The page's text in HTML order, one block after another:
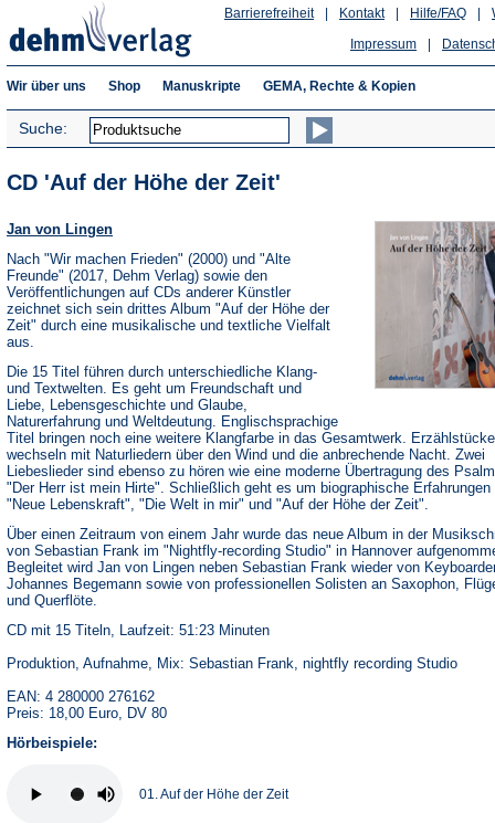
Hilfe/FAQ
Kontakt
Barrierefreiheit
Impressum
Wir über uns Shop Manuskripte GEMA, Rechte & Kopien
Suche:
CD 'Auf der Höhe der Zeit'
Jan von Lingen
Nach "Wir machen Frieden" (2000) und "Alte
Freunde" (2017, Dehm Verlag) sowie den
Veröffentlichungen auf CDs anderer Künstler
zeichnet sich sein drittes Album "Auf der Höhe der
Zeit" durch eine musikalische und textliche Vielfalt
aus.
Die 15 Titel führen durch unterschiedliche Klang-
und Textwelten. Es geht um Freundschaft und
Liebe, Lebensgeschichte und Glaube,
Naturerfahrung und Weltdeutung. Englischsprachige
Titel bringen noch eine weitere Klangfarbe in das Gesamtwerk. Erzählstücke
wechseln mit Naturliedern über den Wind und die anbrechende Nacht. Zwei
Liebeslieder sind ebenso zu hören wie eine moderne Übertragung des
"Der Herr ist mein Hirte". Schließlich geht es um biographische Erfahrungen
"Neue Lebenskraft", "Die Welt in mir" und "Auf der Höhe der Zeit".
Über einen Zeitraum von einem Jahr wurde das neue Album in der
von Sebastian Frank im "Nightfly-recording Studio" in Hannover
Begleitet wird Jan von Lingen neben Sebastian Frank wieder von
Johannes Begemann sowie von professionellen Solisten an Saxophon,
und Querflöte.
CD mit 15 Titeln, Laufzeit: 51:23 Minuten
Produktion, Aufnahme, Mix: Sebastian Frank, nightfly recording Studio
EAN: 4 280000 276162
Preis: 18,00 Euro, DV 80
Hörbeispiele:
01. Auf der Höhe der Zeit